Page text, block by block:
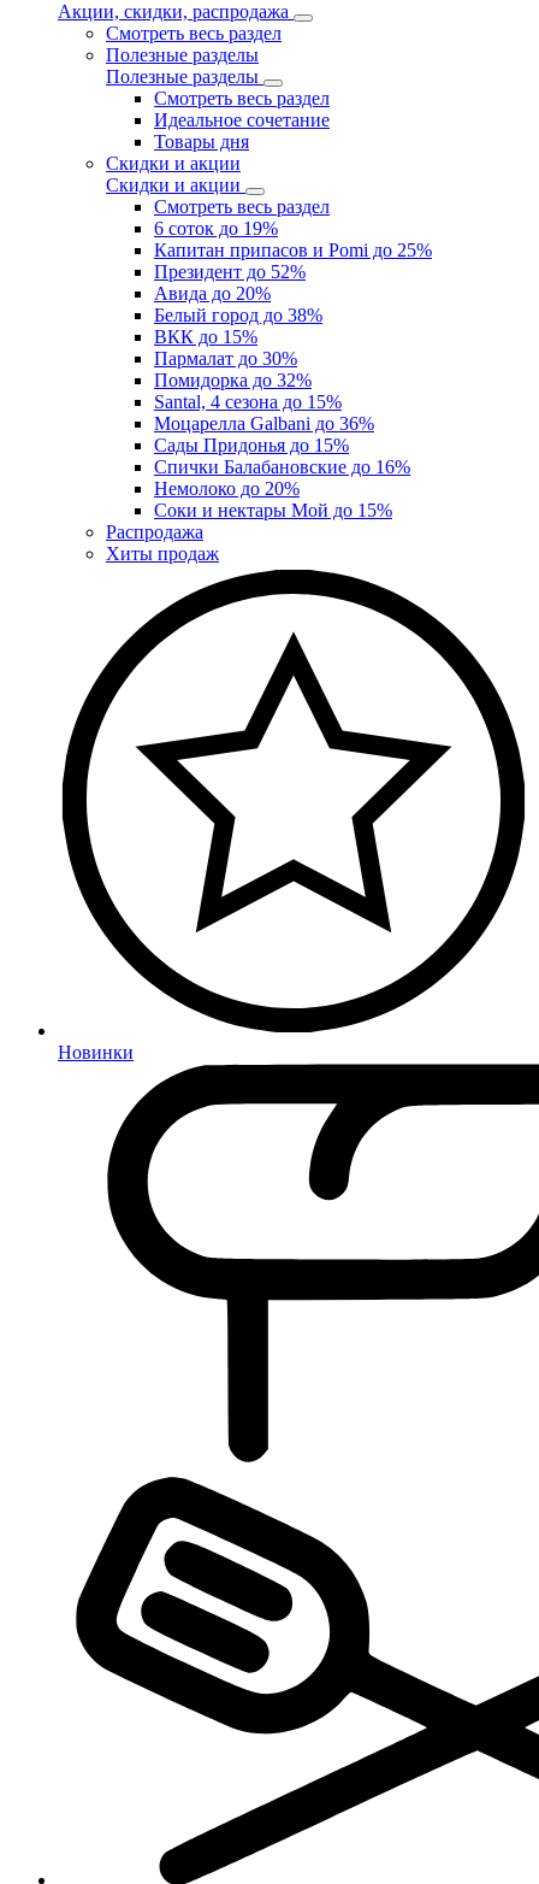
Акции, скидки, распродажа
Смотреть весь раздел
Полезные разделы
Полезные разделы
Смотреть весь раздел
Идеальное сочетание
Товары дня
Скидки и акции
Скидки и акции
Смотреть весь раздел
6 соток до 19%
Капитан припасов и Pomi до 25%
Президент до 52%
Авида до 20%
Белый город до 38%
ВКК до 15%
Пармалат до 30%
Помидорка до 32%
Santal, 4 сезона до 15%
Моцарелла Galbani до 36%
Сады Придонья до 15%
Спички Балабановские до 16%
Немолоко до 20%
Соки и нектары Мой до 15%
Распродажа
Хиты продаж
Новинки